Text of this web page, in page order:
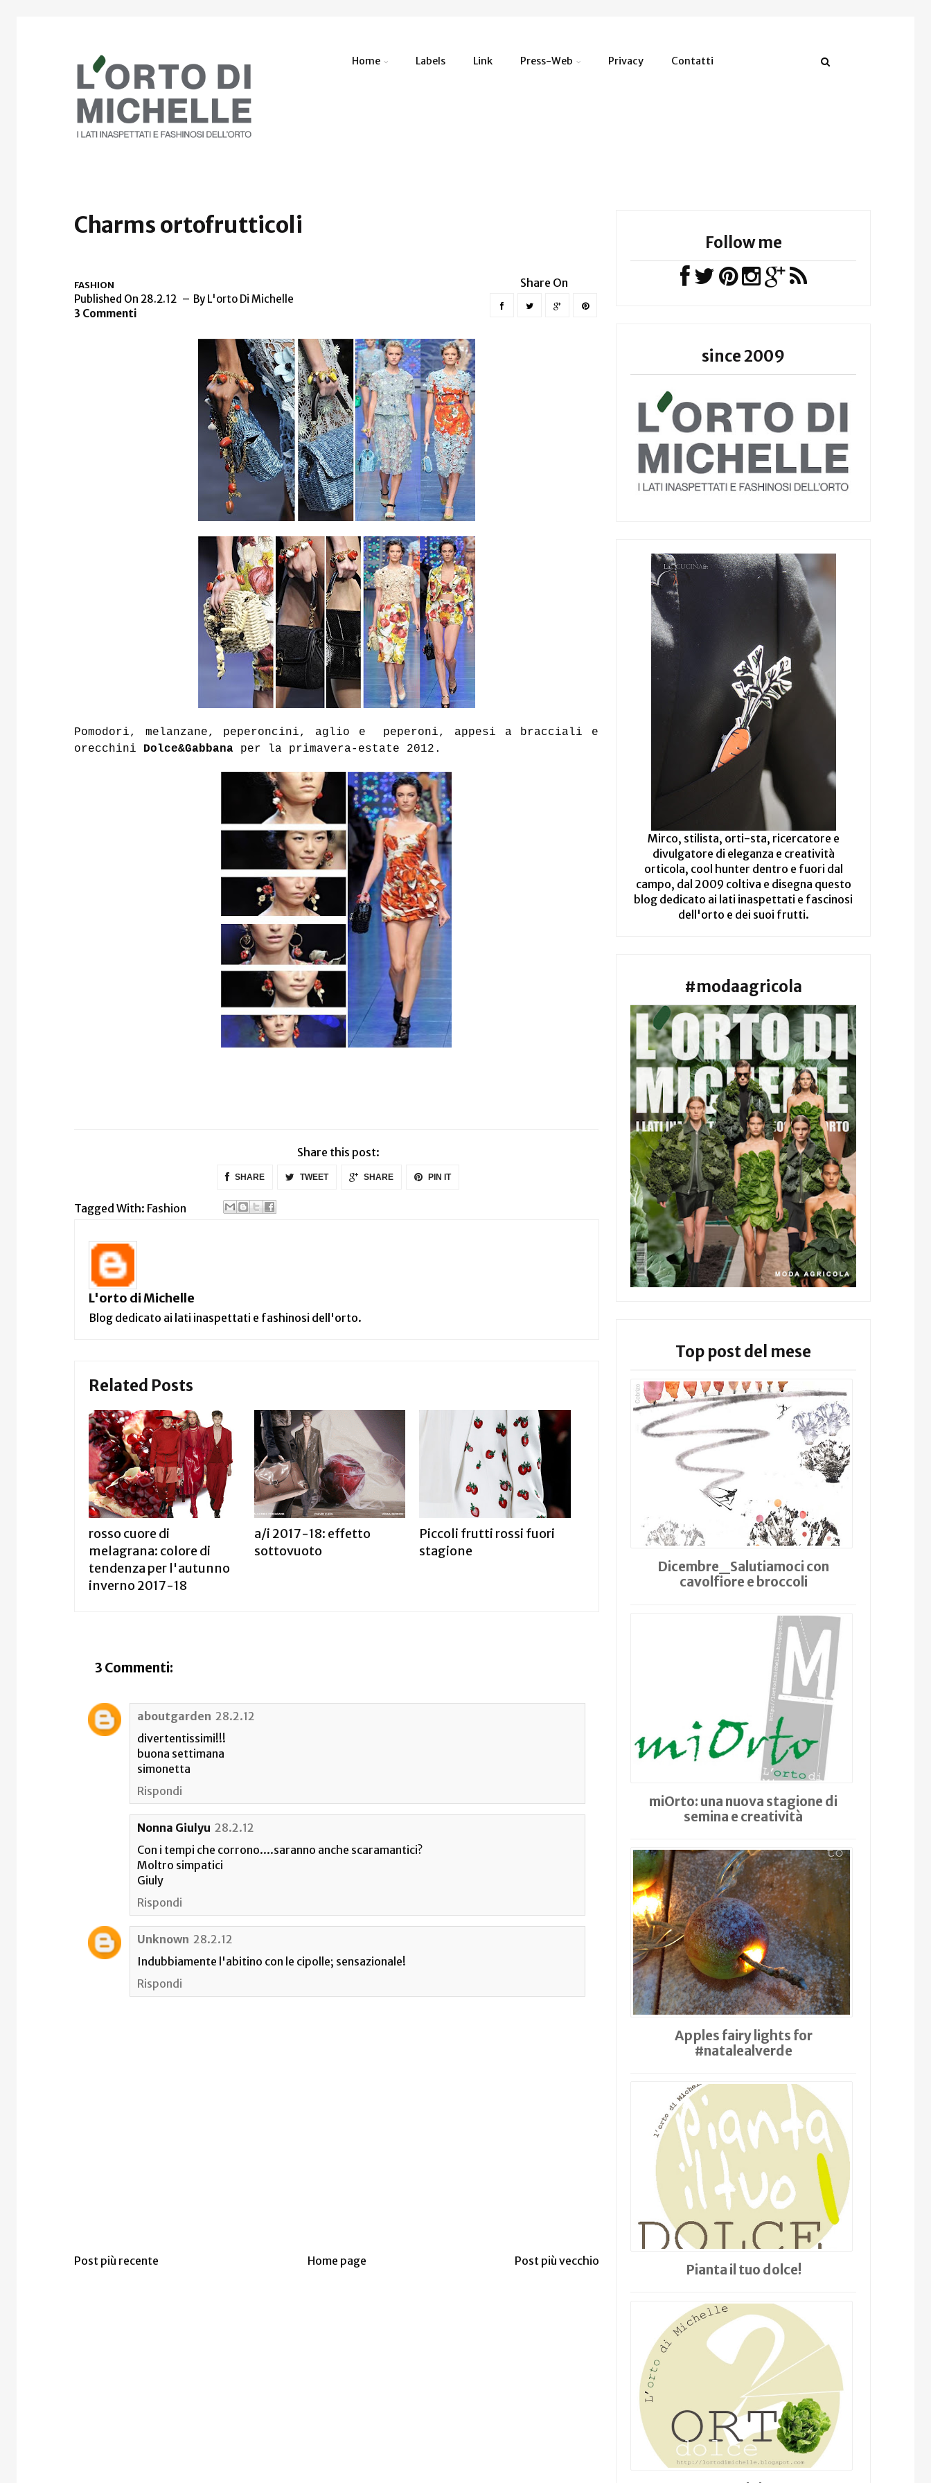
Home Labels Link Press-Web Privacy Contatti
Charms ortofrutticoli
FASHION
Published On 28.2.12 By L'orto Di Michelle
3 Commenti
Pomodori, melanzane, peperoncini, aglio e peperoni, appesi a bracciali e
orecchini Dolce&Gabbana per la primavera-estate 2012.
Share this post:
SHARE TWEET SHARE PIN IT
Tagged With: Fashion
L'orto di Michelle
Blog dedicato ai lati inaspettati e fashinosi dell'orto.
Related Posts
rosso cuore di
melagrana: colore di
tendenza per l'autunno
inverno 2017-18
a/i 2017-18: effetto
sottovuoto
Piccoli frutti rossi fuori
stagione
3 Commenti:
aboutgarden 28.2.12
divertentissimi!!!
buona settimana
simonetta
Rispondi
Nonna Giulyu 28.2.12
Con i tempi che corrono....saranno anche scaramantici?
Moltro simpatici
Giuly
Rispondi
Unknown 28.2.12
Indubbiamente l'abitino con le cipolle; sensazionale!
Rispondi
Post più recente Home page Post più vecchio
Follow me
since 2009
Mirco, stilista, orti-sta, ricercatore e
divulgatore di eleganza e creatività
orticola, cool hunter dentro e fuori dal
campo, dal 2009 coltiva e disegna questo
blog dedicato ai lati inaspettati e fascinosi
dell'orto e dei suoi frutti.
#modaagricola
Top post del mese
Dicembre_Salutiamoci con
cavolfiore e broccoli
miOrto: una nuova stagione di
semina e creatività
Apples fairy lights for
#natalealverde
Pianta il tuo dolce!